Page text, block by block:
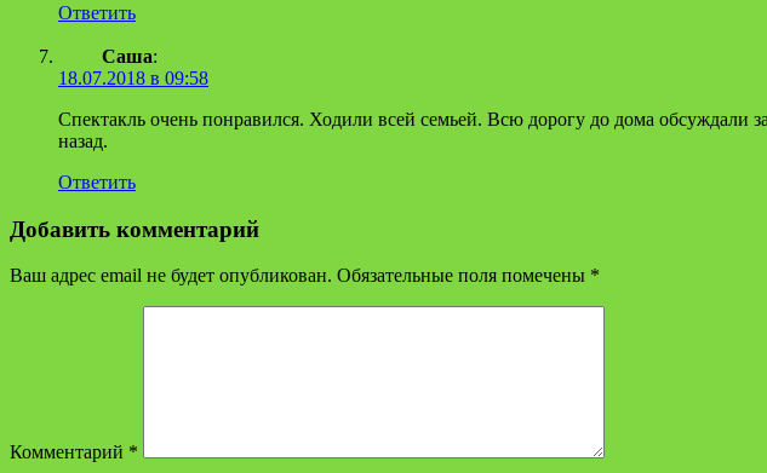
Ответить
Саша:
18.07.2018 в 09:58
Спектакль очень понравился. Ходили всей семьей. Всю дорогу до дома обсуждали
назад.
Ответить
Добавить комментарий
Ваш адрес email не будет опубликован. Обязательные поля помечены *
Комментарий *